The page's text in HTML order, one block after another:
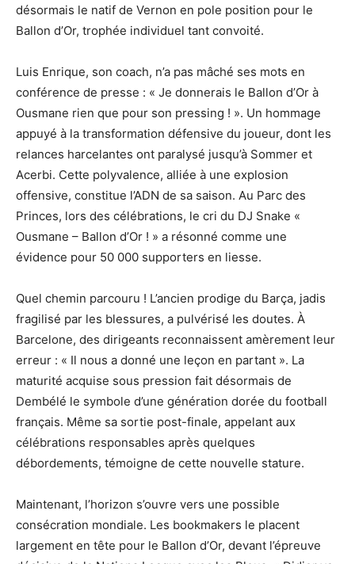
désormais le natif de Vernon en pole position pour le
Ballon d’Or, trophée individuel tant convoité.
Luis Enrique, son coach, n’a pas mâché ses mots en
conférence de presse : « Je donnerais le Ballon d’Or à
Ousmane rien que pour son pressing ! ». Un hommage
appuyé à la transformation défensive du joueur, dont les
relances harcelantes ont paralysé jusqu’à Sommer et
Acerbi. Cette polyvalence, alliée à une explosion
offensive, constitue l’ADN de sa saison. Au Parc des
Princes, lors des célébrations, le cri du DJ Snake «
Ousmane – Ballon d’Or ! » a résonné comme une
évidence pour 50 000 supporters en liesse.
Quel chemin parcouru ! L’ancien prodige du Barça, jadis
fragilisé par les blessures, a pulvérisé les doutes. À
Barcelone, des dirigeants reconnaissent amèrement leur
erreur : « Il nous a donné une leçon en partant ». La
maturité acquise sous pression fait désormais de
Dembélé le symbole d’une génération dorée du football
français. Même sa sortie post-finale, appelant aux
célébrations responsables après quelques
débordements, témoigne de cette nouvelle stature.
Maintenant, l’horizon s’ouvre vers une possible
consécration mondiale. Les bookmakers le placent
largement en tête pour le Ballon d’Or, devant l’épreuve